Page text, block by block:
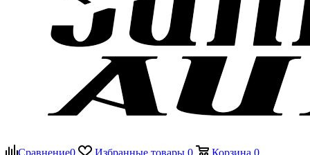
Сравнение0 Избранные товары 0 Корзина 0